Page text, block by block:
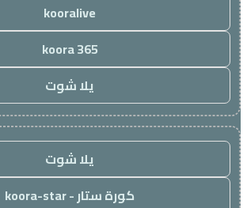
kooralive
koora 365
يلا شوت
يلا شوت
كورة ستار - koora-star